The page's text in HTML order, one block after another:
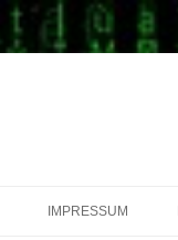
IMPRESSUM